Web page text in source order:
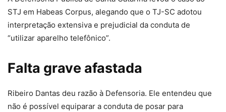
STJ em Habeas Corpus, alegando que o TJ-SC adotou
interpretação extensiva e prejudicial da conduta de
“utilizar aparelho telefônico”.
Falta grave afastada
Ribeiro Dantas deu razão à Defensoria. Ele entendeu que
não é possível equiparar a conduta de posar para